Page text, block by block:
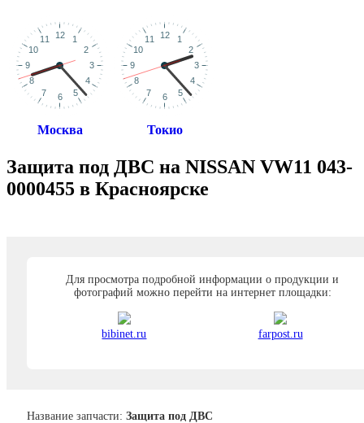
Москва Токио
Защита под ДВС на NISSAN VW11 043-
0000455 в Красноярске
Для просмотра подробной информации о продукции и
фотографий можно перейти на интернет площадки:
bibinet.ru farpost.ru
Название запчасти: Защита под ДВС